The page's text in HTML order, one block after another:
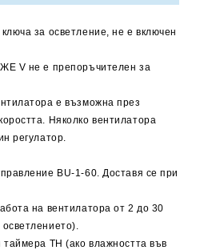
за осветление, не е включен
V не е препоръчителен за
е възможна през
Няколко вентилатора
регулатор.
BU-1-60. Доставя се при
на вентилатора от 2 до 30
таймера ТН (ако влажността във